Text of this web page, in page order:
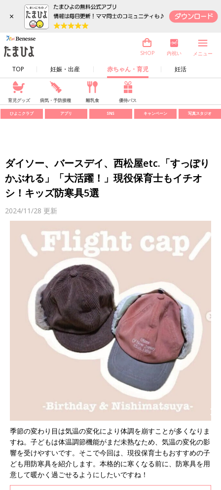
×
TOP 妊娠・出産 赤ちゃん・育児 妊活
SHOP 内祝い メニュー
育児グッズ 病気・予防接種 離乳食 優待パス
ひよこクラブ アプリ SNS キャンペーン 写真スタジオ
ダイソー、バースデイ、西松屋etc.「すっぽり
かぶれる」「大活躍！」現役保育士もイチオ
シ！キッズ防寒具5選
2024/11/28 更新
季節の変わり目は気温の変化により体調を崩すことが多くなりま
すね。子どもは体温調節機能がまだ未熟なため、気温の変化の影
響を受けやすいです。そこで今回は、現役保育士もおすすめの子
ども用防寒具を紹介します。本格的に寒くなる前に、防寒具を用
意して暖かく過ごせるようにしたいですね！